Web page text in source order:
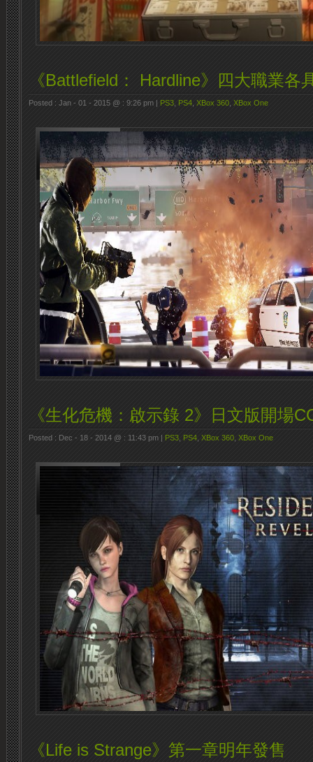
《Battlefield： Hardline》四大職業各
Posted : Jan - 01 - 2015 @ : 9:26 pm | PS3 PS4 XBox 360 XBox One
《生化危機：啟示錄 2》日文版開場
Posted : Dec - 18 - 2014 @ : 11:43 pm | PS3 PS4 XBox 360 XBox One
《Life is Strange》第一章明年發售